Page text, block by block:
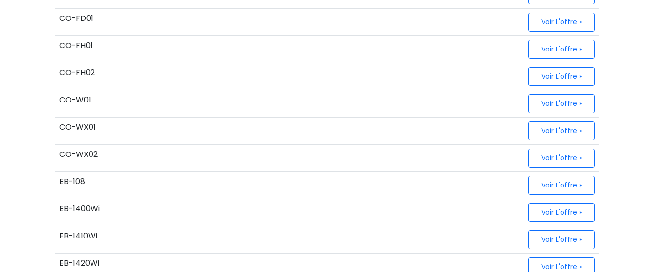
CO-FD01 Voir L'offre »
CO-FH01 Voir L'offre »
CO-FH02 Voir L'offre »
CO-W01 Voir L'offre »
CO-WX01 Voir L'offre »
CO-WX02 Voir L'offre »
EB-108 Voir L'offre »
EB-1400Wi Voir L'offre »
EB-1410Wi Voir L'offre »
EB-1420Wi Voir L'offre »